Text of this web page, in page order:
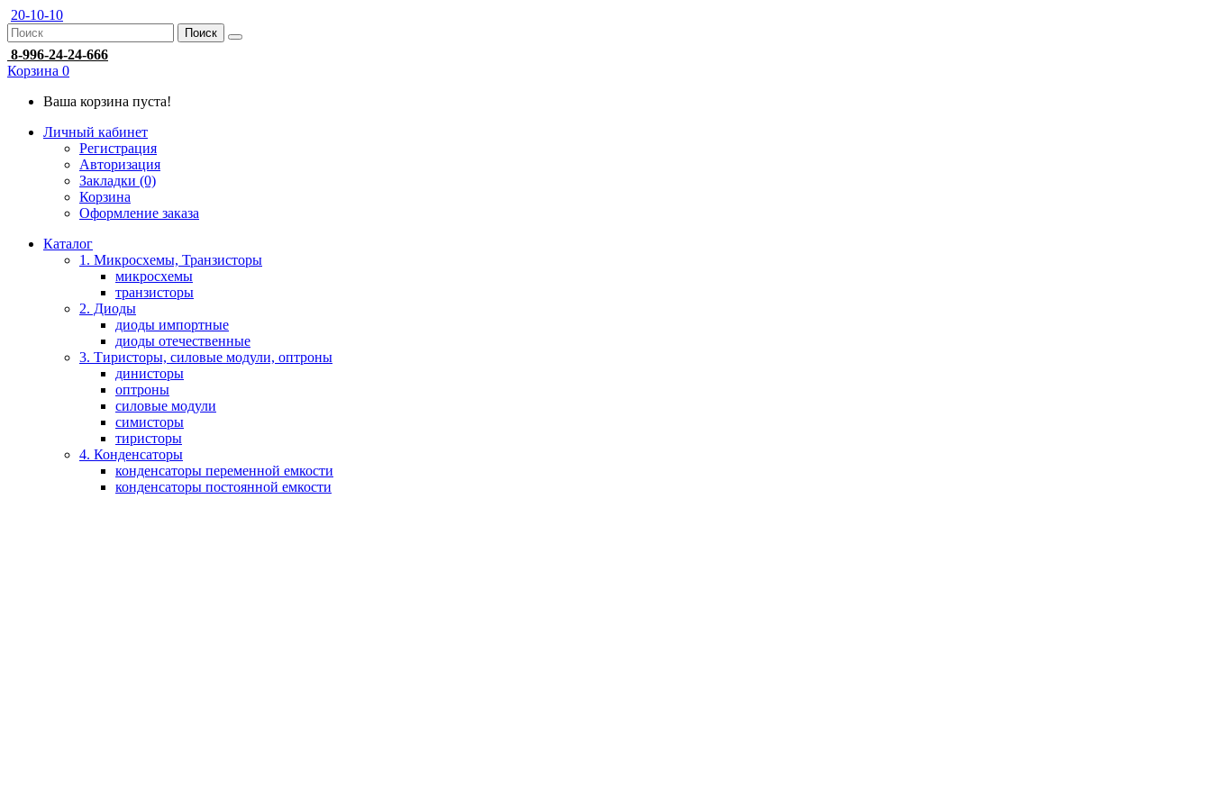
20-10-10
Поиск
8-996-24-24-666
Корзина 0
Ваша корзина пуста!
Личный кабинет
Регистрация
Авторизация
Закладки (0)
Корзина
Оформление заказа
Каталог
1. Микросхемы, Транзисторы
микросхемы
транзисторы
2. Диоды
диоды импортные
диоды отечественные
3. Тиристоры, силовые модули, оптроны
динисторы
оптроны
силовые модули
симисторы
тиристоры
4. Конденсаторы
конденсаторы переменной емкости
конденсаторы постоянной емкости